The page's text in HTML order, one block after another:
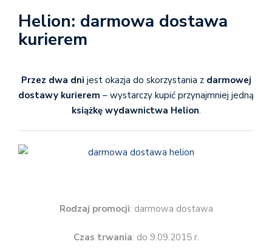
Helion: darmowa dostawa
kurierem
Przez dwa dni jest okazja do skorzystania z darmowej
dostawy kurierem – wystarczy kupić przynajmniej jedną
książkę wydawnictwa Helion.
Rodzaj promocji: darmowa dostawa
Czas trwania: do 9.09.2015 r.